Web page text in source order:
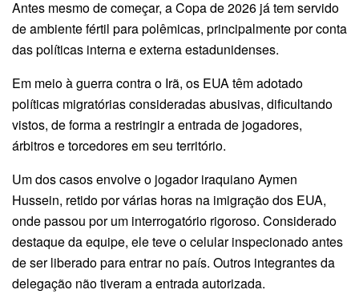
Antes mesmo de começar, a Copa de 2026 já tem servido
de ambiente fértil para polêmicas, principalmente por conta
das políticas interna e externa estadunidenses.
Em meio à guerra contra o Irã, os EUA têm adotado
políticas migratórias consideradas abusivas, dificultando
vistos, de forma a restringir a entrada de jogadores,
árbitros e torcedores em seu território.
Um dos casos envolve o jogador iraquiano Aymen
Hussein, retido por várias horas na imigração dos EUA,
onde passou por um interrogatório rigoroso. Considerado
destaque da equipe, ele teve o celular inspecionado antes
de ser liberado para entrar no país. Outros integrantes da
delegação não tiveram a entrada autorizada.